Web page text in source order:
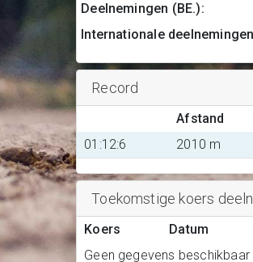
Deelnemingen (BE.):
Internationale deelnemingen
Record
Afstand
01:12:6
2010 m
Toekomstige koers
Koers Datum
Geen gegevens beschikbaar